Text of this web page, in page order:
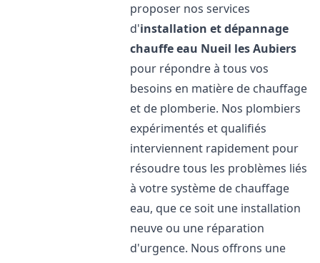
proposer nos services
d'installation et dépannage
chauffe eau Nueil les Aubiers
pour répondre à tous vos
besoins en matière de chauffage
et de plomberie. Nos plombiers
expérimentés et qualifiés
interviennent rapidement pour
résoudre tous les problèmes liés
à votre système de chauffage
eau, que ce soit une installation
neuve ou une réparation
d'urgence. Nous offrons une